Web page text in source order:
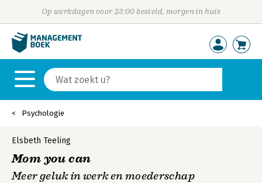
Op werkdagen voor 23:00 besteld, morgen in huis
Psychologie
Elsbeth Teeling
Mom you can
Meer geluk in werk en moederschap